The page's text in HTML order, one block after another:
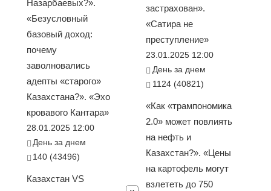
Назарбаевых?».
«Безусловный
базовый доход:
почему
заволновались
адепты «старого»
Казахстана?». «Эхо
кровавого Кантара»
28.01.2025 12:00
День за днем
140 (43496)
Казахстан VS
застрахован».
«Сатира не
преступление»
23.01.2025 12:00
День за днем
1124 (40821)
«Как «трампономика
2.0» может повлиять
на нефть и
Казахстан?». «Цены
на картофель могут
взлететь до 750